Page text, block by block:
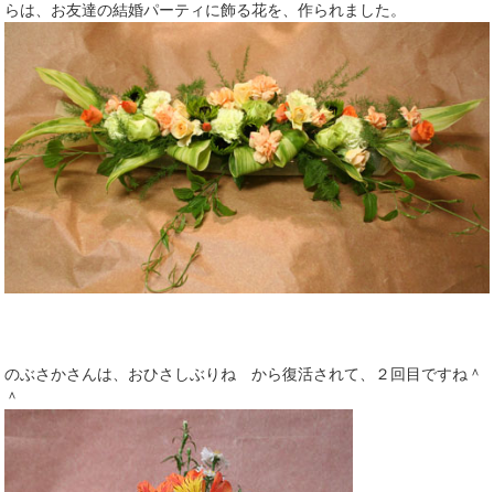
らは、お友達の結婚パーティに飾る花を、作られました。
のぶさかさんは、おひさしぶりね から復活されて、２回目ですね＾
＾